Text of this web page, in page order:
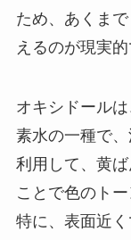
ため、あくまで
えるのが現実的
オキシドール
素水の一種で
利用して、黄
ことで色のト
特に、表面近